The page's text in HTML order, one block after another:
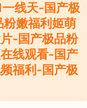
线天-国产极
嫩福利姬萌
-国产极品粉
线观看-国产
福利-国产极